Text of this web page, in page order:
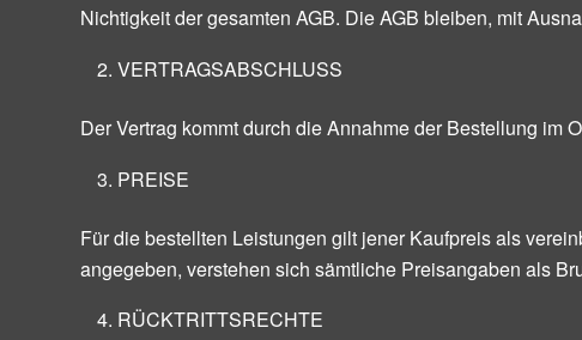
Nichtigkeit der gesamten AGB. Die AGB bleiben, mit
VERTRAGSABSCHLUSS
Der Vertrag kommt durch die Annahme der Bestellung im
PREISE
Für die bestellten Leistungen gilt jener Kaufpreis als
angegeben, verstehen sich sämtliche Preisangaben als
RÜCKTRITTSRECHTE